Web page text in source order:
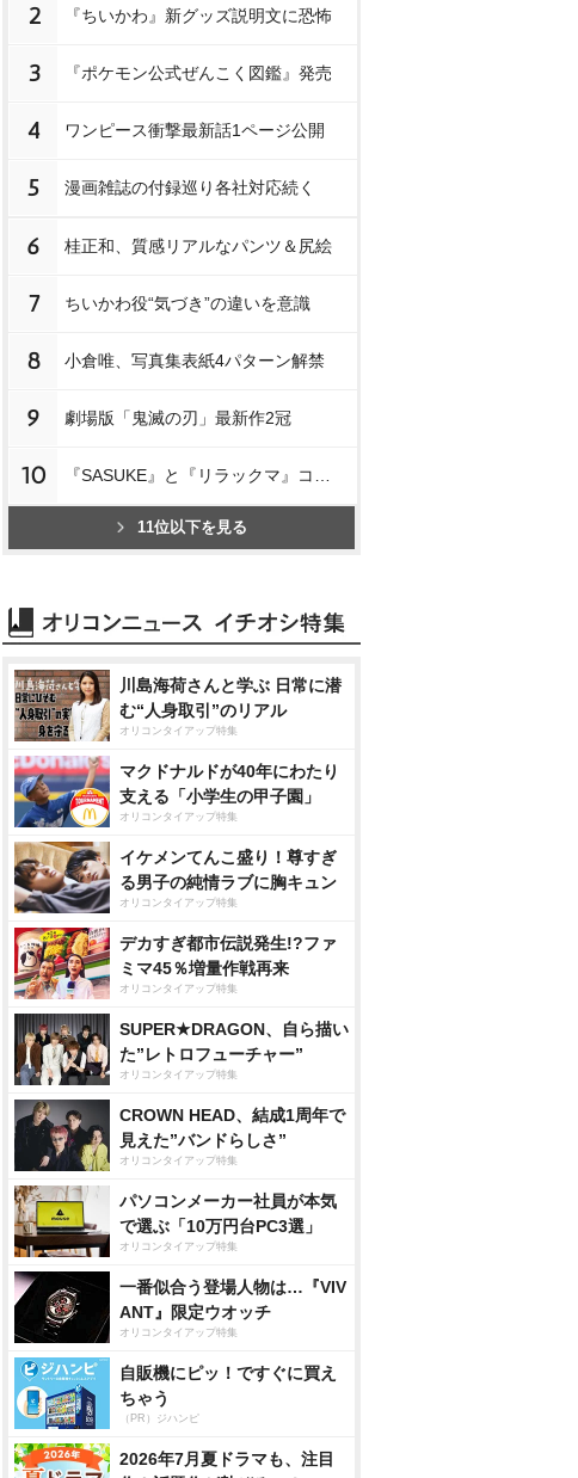
2 『ちいかわ』新グッズ説明文に恐怖
3 『ポケモン公式ぜんこく図鑑』発売
4 ワンピース衝撃最新話1ページ公開
5 漫画雑誌の付録巡り各社対応続く
6 桂正和、質感リアルなパンツ＆尻絵
7 ちいかわ役“気づき”の違いを意識
8 小倉唯、写真集表紙4パターン解禁
9 劇場版「鬼滅の刃」最新作2冠
10
11位以下を見る
川島海荷さんと学ぶ 日常に潜
む“人身取引”のリアル
オリコンタイアップ特集
マクドナルドが40年にわたり
支える「小学生の甲子園」
オリコンタイアップ特集
イケメンてんこ盛り！尊すぎ
る男子の純情ラブに胸キュン
オリコンタイアップ特集
デカすぎ都市伝説発生!?ファ
ミマ45％増量作戦再来
オリコンタイアップ特集
SUPER★DRAGON、自ら描い
た”レトロフューチャー”
オリコンタイアップ特集
CROWN HEAD、結成1周年で
見えた”バンドらしさ”
オリコンタイアップ特集
パソコンメーカー社員が本気
で選ぶ「10万円台PC3選」
オリコンタイアップ特集
一番似合う登場人物は…『VIV
ANT』限定ウオッチ
オリコンタイアップ特集
自販機にピッ！ですぐに買え
ちゃう
（PR）ジハンピ
2026年7月夏ドラマも、注目